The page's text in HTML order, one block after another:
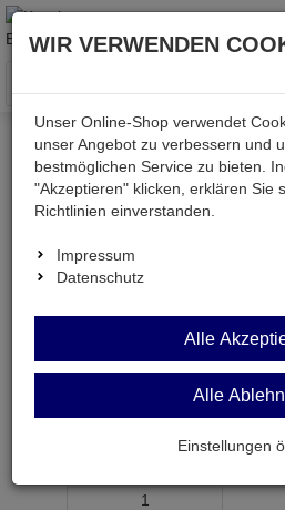
Menü
Weiter einkaufen Kessler
MEB4-4
MEB4-4
Western-Einbaubuchse 4/4-
1
WIR VERWENDEN
Unser Online-Shop verwendet
unser Angebot zu verbessern und
bestmöglichen Service zu bieten.
"Akzeptieren" klicken, erklären Sie
Richtlinien einverstanden.
Impressum
Datenschutz
Alle
Alle
Einstellungen